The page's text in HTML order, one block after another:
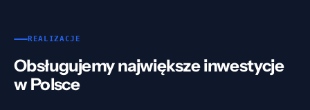
REALIZACJE
Obsługujemy największe inwestycje
w Polsce